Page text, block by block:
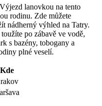
Výjezd lanovkou na tento
rodinu. Zde můžete
nádherný výhled na Tatry.
po zábavě ve vodě,
s bazény, tobogany a
plné veselí.
Kde